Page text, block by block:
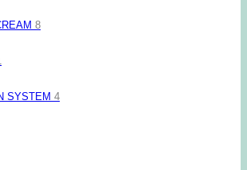
8
SYSTEM 4